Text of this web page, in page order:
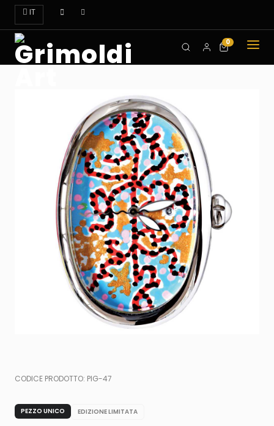
IT
OROLOGI
ART
DOVE
TROVARCI
CONTATTI
0
CODICE PRODOTTO: PIG-47
PEZZO UNICO EDIZIONE LIMITATA